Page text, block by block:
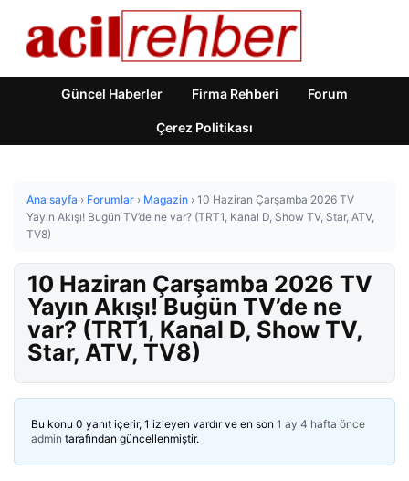
Güncel Haberler Firma Rehberi Forum
Çerez Politikası
Ana sayfa › Forumlar › Magazin › 10 Haziran Çarşamba 2026 TV
Yayın Akışı! Bugün TV’de ne var? (TRT1, Kanal D, Show TV, Star, ATV,
TV8)
10 Haziran Çarşamba 2026 TV
Yayın Akışı! Bugün TV’de ne
var? (TRT1, Kanal D, Show TV,
Star, ATV, TV8)
Bu konu 0 yanıt içerir, 1 izleyen vardır ve en son 1 ay 4 hafta önce
admin tarafından güncellenmiştir.